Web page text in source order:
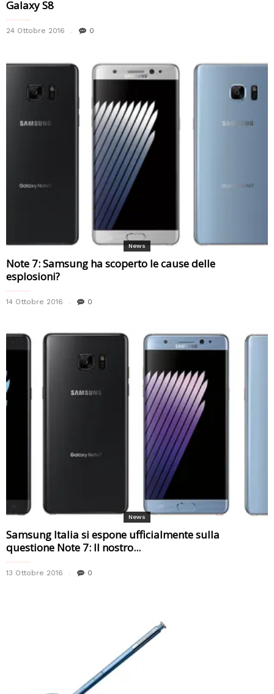
Galaxy S8
24 Ottobre 2016 0
News
Note 7: Samsung ha scoperto le cause delle
esplosioni?
14 Ottobre 2016 0
News
Samsung Italia si espone ufficialmente sulla
questione Note 7: Il nostro...
13 Ottobre 2016 0